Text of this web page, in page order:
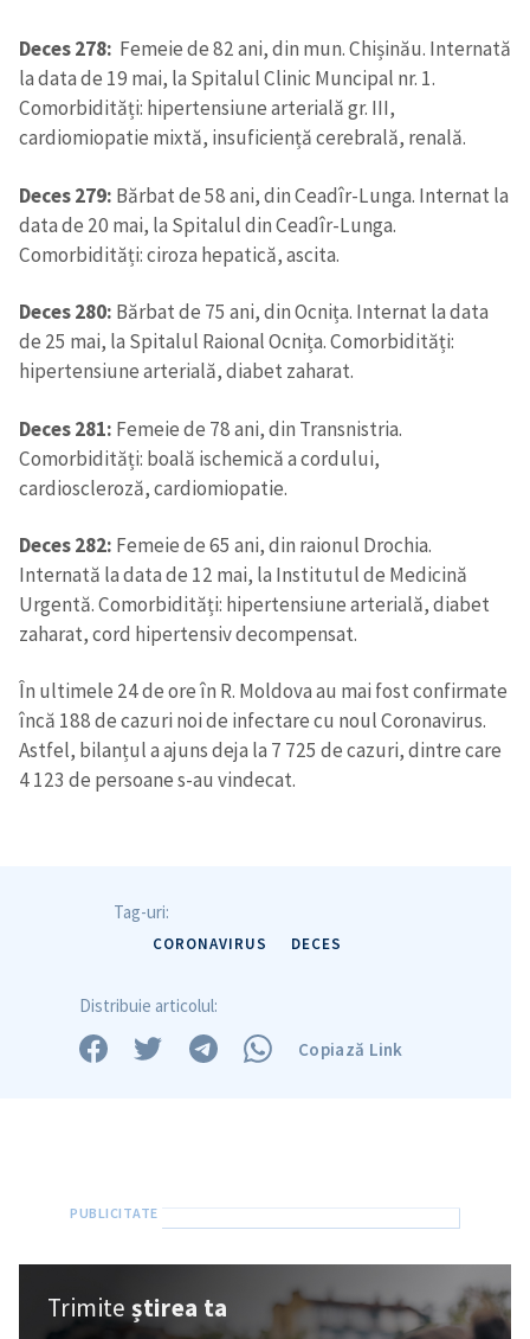
Deces 278: Femeie de 82 ani, din mun. Chișinău. Internată
la data de 19 mai, la Spitalul Clinic Muncipal nr. 1.
Comorbidități: hipertensiune arterială gr. III,
cardiomiopatie mixtă, insuficiență cerebrală, renală.
Deces 279: Bărbat de 58 ani, din Ceadîr-Lunga. Internat la
data de 20 mai, la Spitalul din Ceadîr-Lunga.
Comorbidități: ciroza hepatică, ascita.
Deces 280: Bărbat de 75 ani, din Ocnița. Internat la data
de 25 mai, la Spitalul Raional Ocnița. Comorbidități:
hipertensiune arterială, diabet zaharat.
Deces 281: Femeie de 78 ani, din Transnistria.
Comorbidități: boală ischemică a cordului,
cardioscleroză, cardiomiopatie.
Deces 282: Femeie de 65 ani, din raionul Drochia.
Internată la data de 12 mai, la Institutul de Medicină
Urgentă. Comorbidități: hipertensiune arterială, diabet
zaharat, cord hipertensiv decompensat.
În ultimele 24 de ore în R. Moldova au mai fost confirmate
încă 188 de cazuri noi de infectare cu noul Coronavirus.
Astfel, bilanțul a ajuns deja la 7 725 de cazuri, dintre care
4 123 de persoane s-au vindecat.
Tag-uri:
CORONAVIRUS DECES
Distribuie articolul:
Copiază Link
Trimiteștirea ta